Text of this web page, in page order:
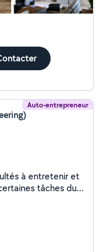
Auto-entrepreneur
à entretenir et
tâches du
km de rayons
et extérieur